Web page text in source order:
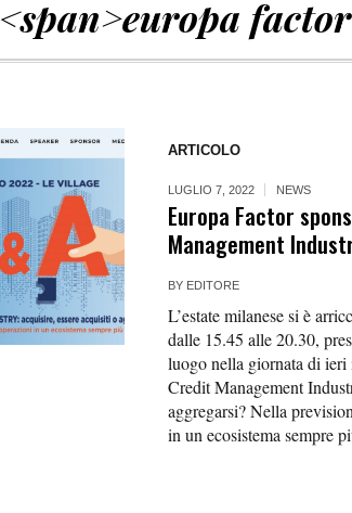
ARTICOLO
LUGLIO 7, 2022 NEWS
Europa Factor
Management
BY EDITORE
L’estate milanese si è
dalle 15.45 alle 20.30,
luogo nella giornata di
Credit Management
aggregarsi? Nella
in un ecosistema sempre